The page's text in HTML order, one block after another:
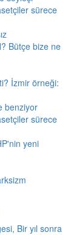
sürece
Bütçe bize ne
İzmir örneği:
benziyor
sürece
yeni
Bir yıl sonra